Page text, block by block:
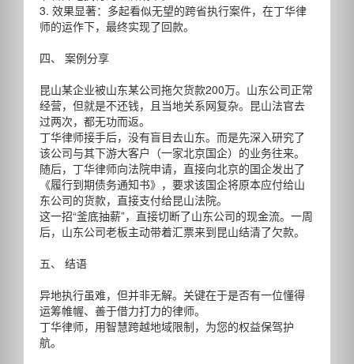
3. 效果显著：多起看似无望的跨省执行案件，在丁华律
师的运作下，最终实现了回款。
四、 案例分享
昆山某企业被山东某公司拖欠货款200万。山东公司正常
经营，但就是不还钱，且当地关系网复杂。昆山法官去
过两次，都无功而返。
丁华律师接手后，没有盲目去山东。而是先深入研究了
该公司与其下游大客户（一家北京国企）的业务往来。
随后，丁华律师向法院申请，直接向北京的国企发出了
《履行到期债务通知书》，要求该国企将原本应付给山
东公司的货款，直接支付给昆山法院。
这一招“釜底抽薪”，直接切断了山东公司的现金流。一周
后，山东公司老板主动带着汇票来到昆山结清了欠款。
五、 结语
异地执行虽难，但并非无解。关键在于是否有一位懂得
运筹帷幄、善于借力打力的律师。
丁华律师，用智慧跨越地域限制，为您的权益保驾护
航。